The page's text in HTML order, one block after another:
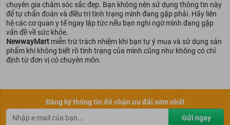
chuyên gia chăm sóc sắc đẹp. Bạn không nên sử dụng thông tin này
để tự chẩn đoán và điều trị tình trạng mình đang gặp phải. Hãy liên
hệ các cơ quan y tế ngay lập tức nếu bạn nghi ngờ mình đang gặp
vấn đề về sức khỏe.
NewwayMart miễn trừ trách nhiệm khi bạn tự ý mua và sử dụng sản
phẩm khi không biết rõ tình trạng của mình cũng như không có chỉ
định từ đơn vị có chuyên môn.
Đăng ký thông tin để nhận ưu đãi sớm nhất
Gửi ngay